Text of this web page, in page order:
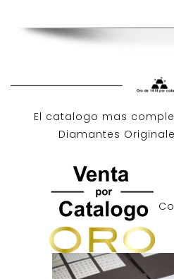
El catalogo mas
Diamantes